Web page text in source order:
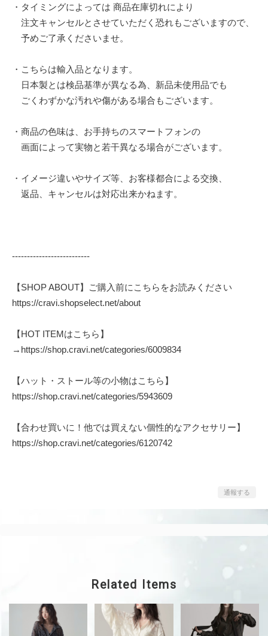
・タイミングによっては 商品在庫切れにより
注文キャンセルとさせていただく恐れもございますので、
予めご了承くださいませ。
・こちらは輸入品となります。
日本製とは検品基準が異なる為、新品未使用品でも
ごくわずかな汚れや傷がある場合もございます。
・商品の色味は、お手持ちのスマートフォンの
画面によって実物と若干異なる場合がございます。
・イメージ違いやサイズ等、お客様都合による交換、
返品、キャンセルは対応出来かねます。
--------------------------
【SHOP ABOUT】ご購入前にこちらをお読みください
https://cravi.shopselect.net/about
【HOT ITEMはこちら】
→ https://shop.cravi.net/categories/6009834
【ハット・ストール等の小物はこちら】
https://shop.cravi.net/categories/5943609
【合わせ買いに！他では買えない個性的なアクセサリー】
https://shop.cravi.net/categories/6120742
通報する
Related Items